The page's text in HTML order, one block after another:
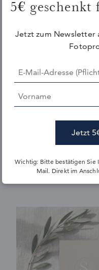
Gerade im Garten
Kartenliebe-Shop
Papeterie
Trendwelten unserer
5€ geschenkt
Jetzt zum Newsletter
Wichtig: Bitte bestätigen Sie
Mail. Direkt im